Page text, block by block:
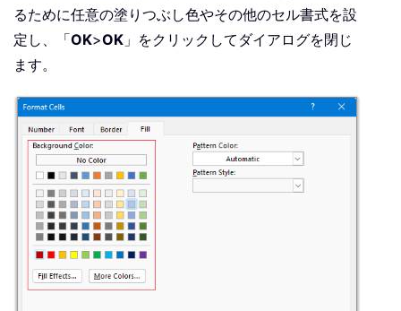
るために任意の塗りつぶし色やその他のセル書式を設
定し、「OK>OK 」をクリックしてダイアログを閉じ
ます。